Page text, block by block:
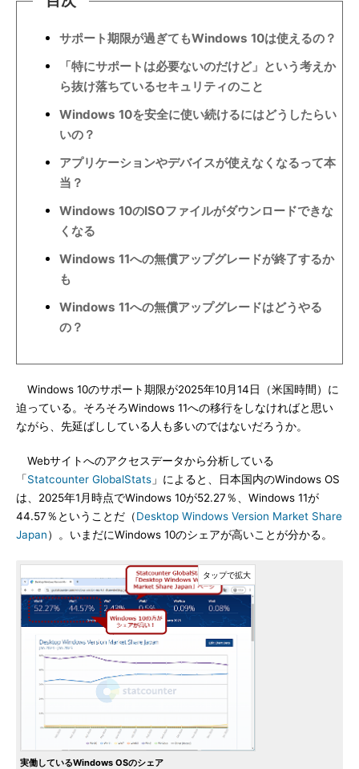
サポート期限が過ぎてもWindows 10は使えるの？
「特にサポートは必要ないのだけど」という考えか
ら抜け落ちているセキュリティのこと
Windows 10を安全に使い続けるにはどうしたらい
いの？
アプリケーションやデバイスが使えなくなるって本
当？
Windows 10のISOファイルがダウンロードできな
くなる
Windows 11への無償アップグレードが終了するか
も
Windows 11への無償アップグレードはどうやる
の？
Windows 10のサポート期限が2025年10月14日（米国時間）に
迫っている。そろそろWindows 11への移行をしなければと思い
ながら、先延ばししている人も多いのではないだろうか。
Webサイトへのアクセスデータから分析している
「Statcounter GlobalStats 」によると、日本国内のWindows OS
は、2025年1月時点でWindows 10が52.27％、Windows 11が
44.57％ということだ（Desktop Windows Version Market Share
Japan）。いまだにWindows 10のシェアが高いことが分かる。
実働しているWindows OSのシェア